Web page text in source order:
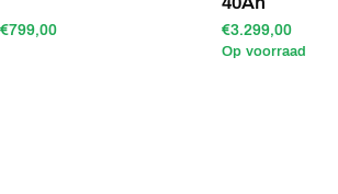
€799,00 €3.299,00
Op voorraad